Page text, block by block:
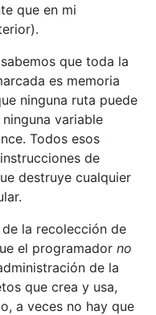
que en mi
que toda la
es memoria
ninguna ruta puede
variable
Todos esos
de
destruye cualquier
la recolección de
el programador no
de la
que crea y usa,
a veces no hay que